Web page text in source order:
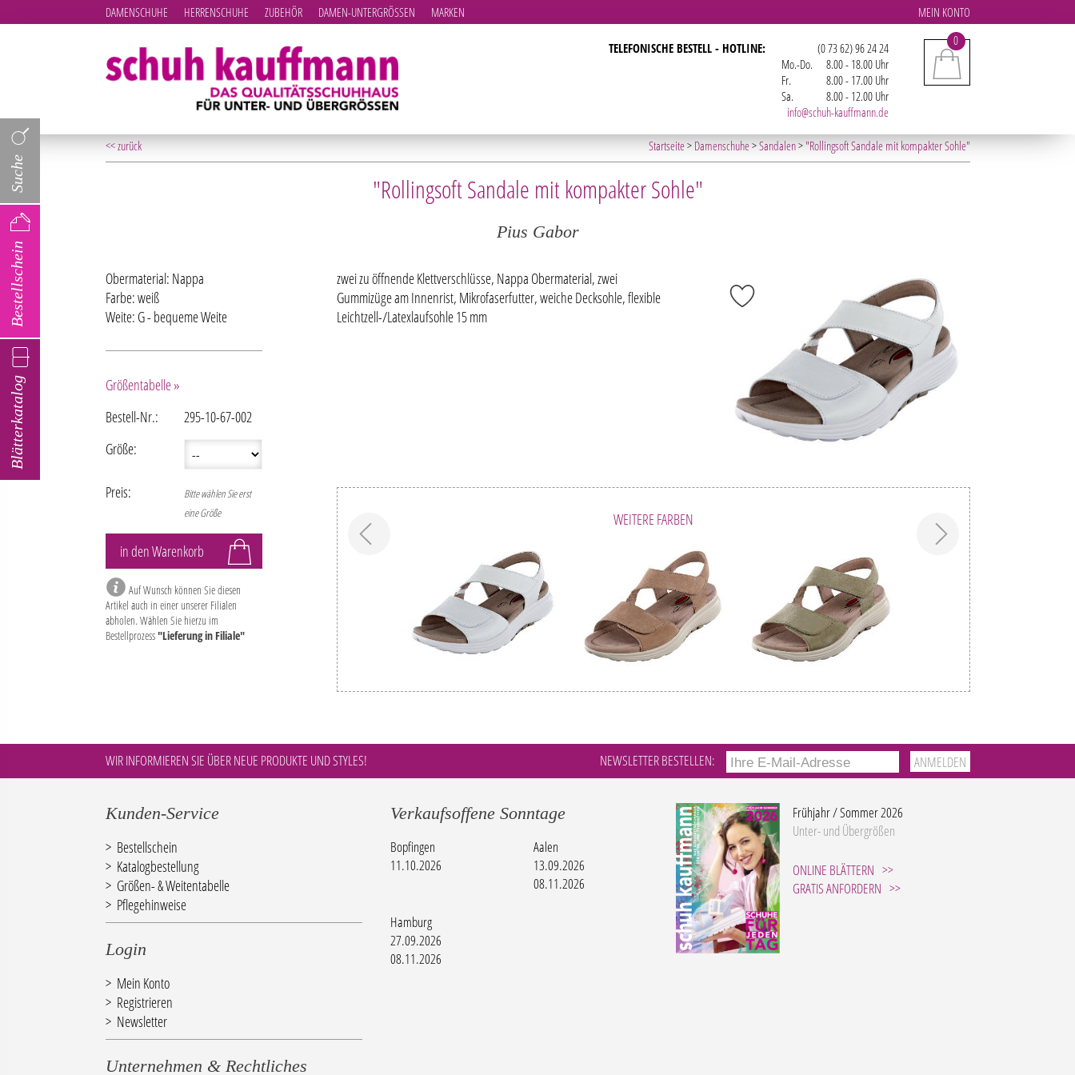
Blätterkatalog
Bestellschein
Suche
MEIN KONTO
DAMENSCHUHE HERRENSCHUHE ZUBEHÖR DAMEN-UNTERGRÖSSEN
MARKEN
0
TELEFONISCHE BESTELL - HOTLINE:
(0 73 62) 96 24 24
Mo.-Do.
8.00 - 18.00 Uhr
Fr.
8.00 - 17.00 Uhr
Sa.
8.00 - 12.00 Uhr
info@schuh-kauffmann.de
<< zurück Startseite> Damenschuhe>Sandalen> "Rollingsoft Sandale mit kompakter Sohle"
"Rollingsoft Sandale mit kompakter Sohle"
Pius Gabor
zwei zu öffnende Klettverschlüsse, Nappa Obermaterial, zwei
Gummizüge am Innenrist, Mikrofaserfutter, weiche Decksohle, flexible
Leichtzell-/Latexlaufsohle 15 mm
WEITERE FARBEN
Obermaterial: Nappa
Farbe: weiß
Weite: G - bequeme Weite
Größentabelle »
Bestell-Nr.:
295-10-67-002
Größe:
Preis:
Bitte wählen Sie erst
eine Größe
Auf Wunsch können Sie diesen
Artikel auch in einer unserer Filialen
abholen. Wählen Sie hierzu im
Bestellprozess"Lieferung in Filiale"
WIR INFORMIEREN SIE ÜBER NEUE PRODUKTE UND STYLES! NEWSLETTER BESTELLEN:
Kunden-Service
Bestellschein
Katalogbestellung
Größen- & Weitentabelle
Pflegehinweise
Login
Mein Konto
Registrieren
Newsletter
Unternehmen & Rechtliches
Verkaufsoffene Sonntage
Bopfingen
11.10.2026
Aalen
13.09.2026
08.11.2026
Hamburg
27.09.2026
08.11.2026
Frühjahr / Sommer 2026
Unter- und Übergrößen
ONLINE BLÄTTERN
GRATIS ANFORDERN